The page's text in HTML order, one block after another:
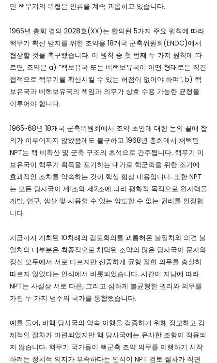
만 핵무기의 위협은 인류를 계속 괴롭히고 있습니다.
1965년 총회 결의 2028호(XX)는 합의된 5가지 주요 원칙에 따라
핵무기 확산 방지를 위한 조약을 18개국 군축위원회(ENDC)에서
협상할 것을 촉구했습니다. 이 원칙 중 첫 번째 두 가지 원칙에 따
르면, 조약은 a) “핵보유국 또는 비핵보유국이 어떤 형태로든 직간
접적으로 핵무기를 확산시킬 수 있는 허점이 없어야 하며”, b) 핵
보유국과 비핵보유국의 책임과 의무가 상호 수용 가능한 균형을
이루어야 합니다.
1965~68년 18개국 군축위원회에서 조약 초안에 대한 논의 끝에 합
의가 이루어지지 않았음에도 불구하고 1968년 총회에서 채택된
NPT는 핵 비확산 및 군축 구조의 초석으로 간주됩니다. 핵무기 미
보유국이 핵무기 획득을 포기하는 대가로 핵군축을 위한 조기에
효과적인 조치를 약속하는 것이 핵심 협상 내용입니다. 또한 NPT
는 모든 당사국이 제1조와 제2조에 따라 평화적 목적으로 원자력을
개발, 연구, 생산 및 사용할 수 있는 양도할 수 없는 권리를 인정합
니다.
지금까지 개최된 10차례의 검토회의를 괴롭혀온 불일치와 의견 불
일치의 대부분은 최종적으로 채택된 조약의 많은 당사국이 문자와
정신 모두에서 서로 다르지만 신중하게 균형 잡힌 의무를 충실히
따르지 않았다는 인식에서 비롯되었습니다. 시간이 지남에 따라
NPT는 사실상 서로 다른, 그리고 심하게 불균형한 권리와 의무를
가진 두 가지 범주의 국가를 통합했습니다.
예를 들어, 비핵 당사국의 약속 이행을 검증하기 위해 정교하고 강
제적인 절차가 마련되었지만 핵 당사국에는 유사한 조항이 적용되
지 않습니다. 핵무기 국가들이 핵군축 조약 의무를 이행하기 시작
하려는 정치적 의지가 부족하다는 인식이 NPT 검토 절차가 직면